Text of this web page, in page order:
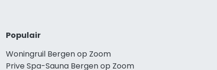
Populair
Woningruil Bergen op Zoom
Prive Spa-Sauna Bergen op Zoom